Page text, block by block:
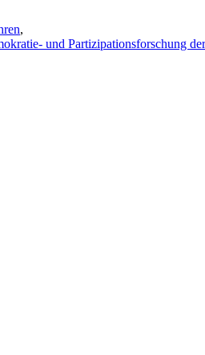
,
und Partizipationsforschung